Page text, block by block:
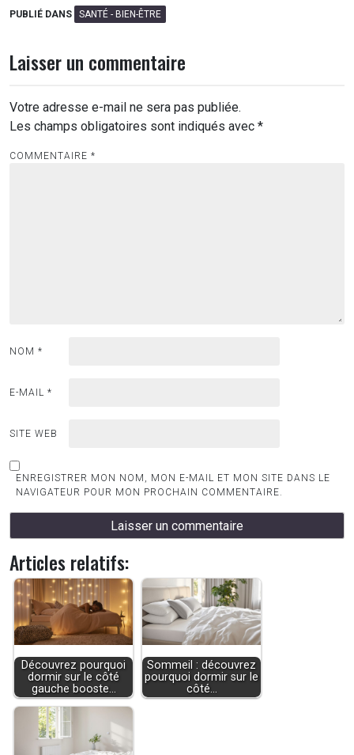
PUBLIÉ DANS SANTÉ - BIEN-ÊTRE
Laisser un commentaire
Votre adresse e-mail ne sera pas publiée.
Les champs obligatoires sont indiqués avec *
COMMENTAIRE *
NOM *
E-MAIL *
SITE WEB
ENREGISTRER MON NOM, MON E-MAIL ET MON SITE DANS LE
NAVIGATEUR POUR MON PROCHAIN COMMENTAIRE.
Articles relatifs:
Découvrez pourquoi
dormir sur le côté
gauche booste…
Sommeil : découvrez
pourquoi dormir sur le
côté…